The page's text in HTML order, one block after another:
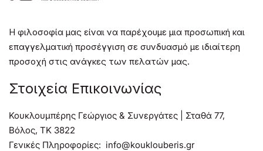
Η φιλοσοφία μας είναι να παρέχουμε μια προσωπική και
επαγγελματική προσέγγιση σε συνδυασμό με ιδιαίτερη
προσοχή στις ανάγκες των πελατών μας.
Στοιχεία Επικοινωνίας
Κουκλουμπέρης Γεώργιος & Συνεργάτες | Σταθά 77,
Βόλος, TK 3822
Γενικές Πληροφορίες: info@kouklouberis.gr